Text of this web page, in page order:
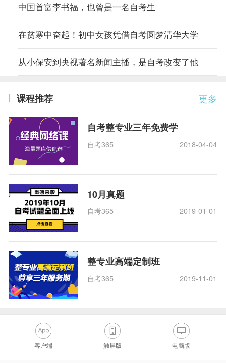
中国首富李书福，也曾是一名自考生
在贫寒中奋起！初中女孩凭借自考圆梦清华大学
从小保安到央视著名新闻主播，是自考改变了他
更多
课程推荐
自考整专业三年免费学
自考365 2018-04-04
10月真题
自考365 2019-01-01
整专业高端定制班
自考365 2019-11-01
客户端 触屏版 电脑版